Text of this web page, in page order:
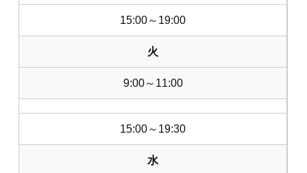
15:00～19:00
火
9:00～11:00
15:00～19:30
水